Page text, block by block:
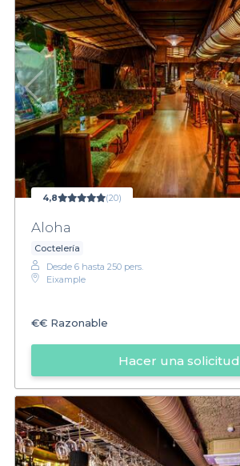
4,8 (20)
Aloha
Coctelería
Desde 6 hasta 250 pers.
Eixample
€€ Razonable
Hacer una solicitud